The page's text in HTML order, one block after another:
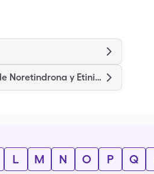
Acetato de Noretindrona y Etinilestradiol
L M N O P Q